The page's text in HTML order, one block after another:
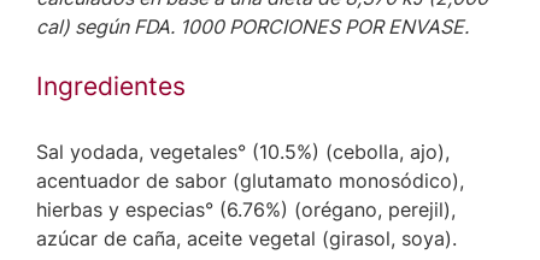
cal) según FDA. 1000 PORCIONES POR ENVASE.
Ingredientes
Sal yodada, vegetales° (10.5%) (cebolla, ajo),
acentuador de sabor (glutamato monosódico),
hierbas y especias° (6.76%) (orégano, perejil),
azúcar de caña, aceite vegetal (girasol, soya).